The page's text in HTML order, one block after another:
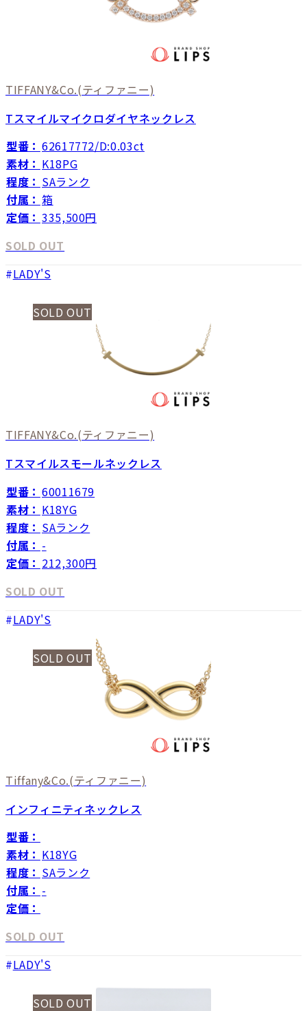
TIFFANY&Co.(ティファニー)
Tスマイルマイクロダイヤネックレス
型番： 62617772/D:0.03ct
素材： K18PG
程度： SAランク
付属： 箱
定価： 335,500円
SOLD OUT
LADY'S
SOLD OUT
TIFFANY&Co.(ティファニー)
Tスマイルスモールネックレス
型番： 60011679
素材： K18YG
程度： SAランク
付属： -
定価： 212,300円
SOLD OUT
LADY'S
SOLD OUT
Tiffany&Co.(ティファニー)
インフィニティネックレス
型番：
素材： K18YG
程度： SAランク
付属： -
定価：
SOLD OUT
LADY'S
SOLD OUT